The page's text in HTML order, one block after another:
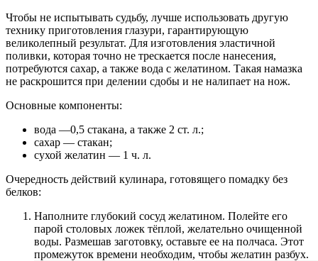
Чтобы не испытывать судьбу, лучше использовать другую
технику приготовления глазури, гарантирующую
великолепный результат. Для изготовления эластичной
поливки, которая точно не трескается после нанесения,
потребуются сахар, а также вода с желатином. Такая намазка
не раскрошится при делении сдобы и не налипает на нож.
Основные компоненты:
вода —0,5 стакана, а также 2 ст. л.;
сахар — стакан;
сухой желатин — 1 ч. л.
Очередность действий кулинара, готовящего помадку без
белков:
Наполните глубокий сосуд желатином. Полейте его
парой столовых ложек тёплой, желательно очищенной
воды. Размешав заготовку, оставьте ее на полчаса. Этот
промежуток времени необходим, чтобы желатин разбух.